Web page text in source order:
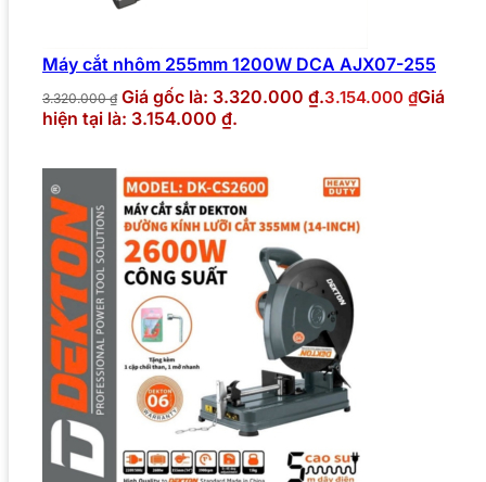
Máy cắt nhôm 255mm 1200W DCA AJX07-255
3.320.000₫ Giá gốc là: 3.320.000 ₫.3.154.000 ₫Giá
hiện tại là: 3.154.000 ₫.